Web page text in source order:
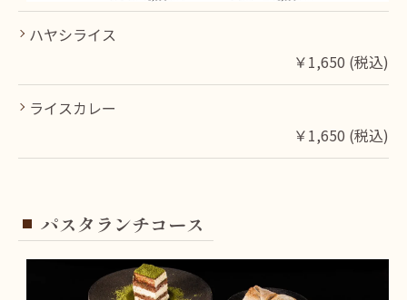
ハヤシライス
￥1,650 (税込)
ライスカレー
￥1,650 (税込)
パスタランチコース